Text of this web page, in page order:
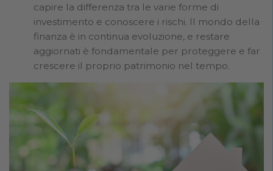
capire la differenza tra le varie forme di
investimento e conoscere i rischi. Il mondo della
finanza è in continua evoluzione, e restare
aggiornati è fondamentale per proteggere e far
crescere il proprio patrimonio nel tempo.